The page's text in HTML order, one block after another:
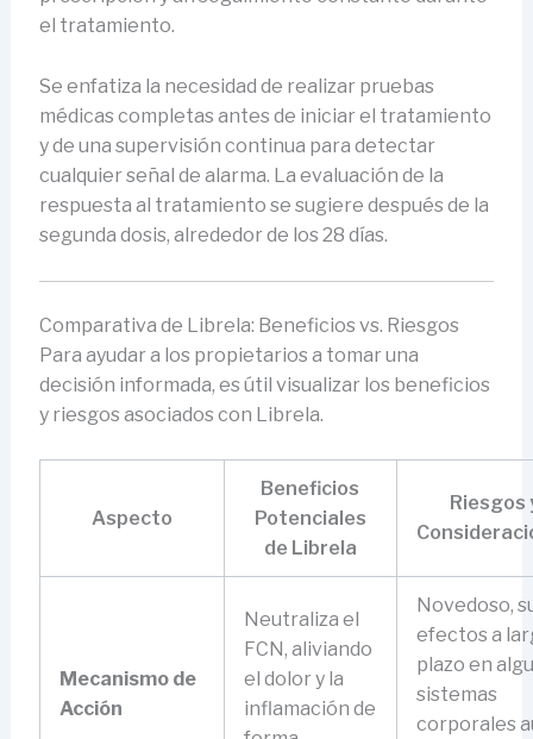
el tratamiento.
Se enfatiza la necesidad de realizar pruebas
médicas completas antes de iniciar el tratamiento
y de una supervisión continua para detectar
cualquier señal de alarma. La evaluación de la
respuesta al tratamiento se sugiere después de la
segunda dosis, alrededor de los 28 días.
Comparativa de Librela: Beneficios vs. Riesgos
Para ayudar a los propietarios a tomar una
decisión informada, es útil visualizar los beneficios
y riesgos asociados con Librela.
Aspecto
Beneficios
Potenciales
de Librela
Riesgos
Mecanismo de
Acción
Neutraliza el
FCN, aliviando
el dolor y la
inflamación de
Novedoso,
efectos a
plazo en
sistemas
corporales